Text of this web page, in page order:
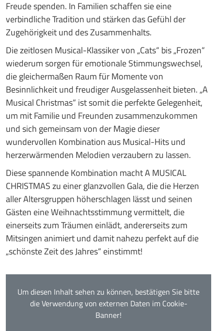
Um diesen Inhalt sehen zu können, bestätigen Sie bitte
die Verwendung von externen Daten im Cookie-
Banner!
Freude spenden. In Familien schaffen sie eine
verbindliche Tradition und stärken das Gefühl der
Zugehörigkeit und des Zusammenhalts.
Die zeitlosen Musical-Klassiker von „Cats“ bis „Frozen“
wiederum sorgen für emotionale Stimmungswechsel,
die gleichermaßen Raum für Momente von
Besinnlichkeit und freudiger Ausgelassenheit bieten. „A
Musical Christmas“ ist somit die perfekte Gelegenheit,
um mit Familie und Freunden zusammenzukommen
und sich gemeinsam von der Magie dieser
wundervollen Kombination aus Musical-Hits und
herzerwärmenden Melodien verzaubern zu lassen.
Diese spannende Kombination macht A MUSICAL
CHRISTMAS zu einer glanzvollen Gala, die die Herzen
aller Altersgruppen höherschlagen lässt und seinen
Gästen eine Weihnachtsstimmung vermittelt, die
einerseits zum Träumen einlädt, andererseits zum
Mitsingen animiert und damit nahezu perfekt auf die
„schönste Zeit des Jahres“ einstimmt!